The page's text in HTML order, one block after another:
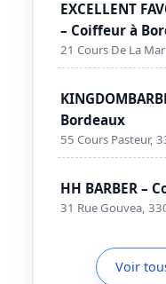
EXCELLENT
– Coiffeur à
21 Cours De La
Bordeaux
55 Cours Pasteur,
HH BARBER –
31 Rue Gouvea,
Voir